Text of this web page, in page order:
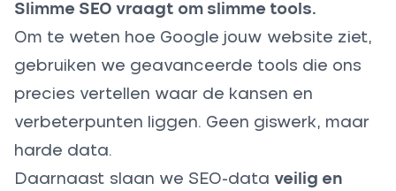
Slimme SEO vraagt om slimme tools.
Om te weten hoe Google jouw website ziet,
gebruiken we geavanceerde tools die ons
precies vertellen waar de kansen en
verbeterpunten liggen. Geen giswerk, maar
harde data.
Daarnaast slaan we SEO-data veilig en